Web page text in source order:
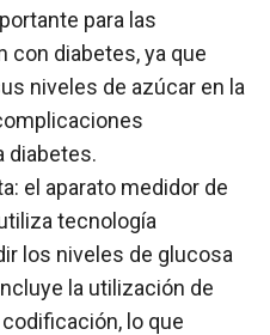
para las
con diabetes, ya que
niveles de azúcar en la
diabetes.
el aparato medidor de
tecnología
los niveles de glucosa
la utilización de
lo que